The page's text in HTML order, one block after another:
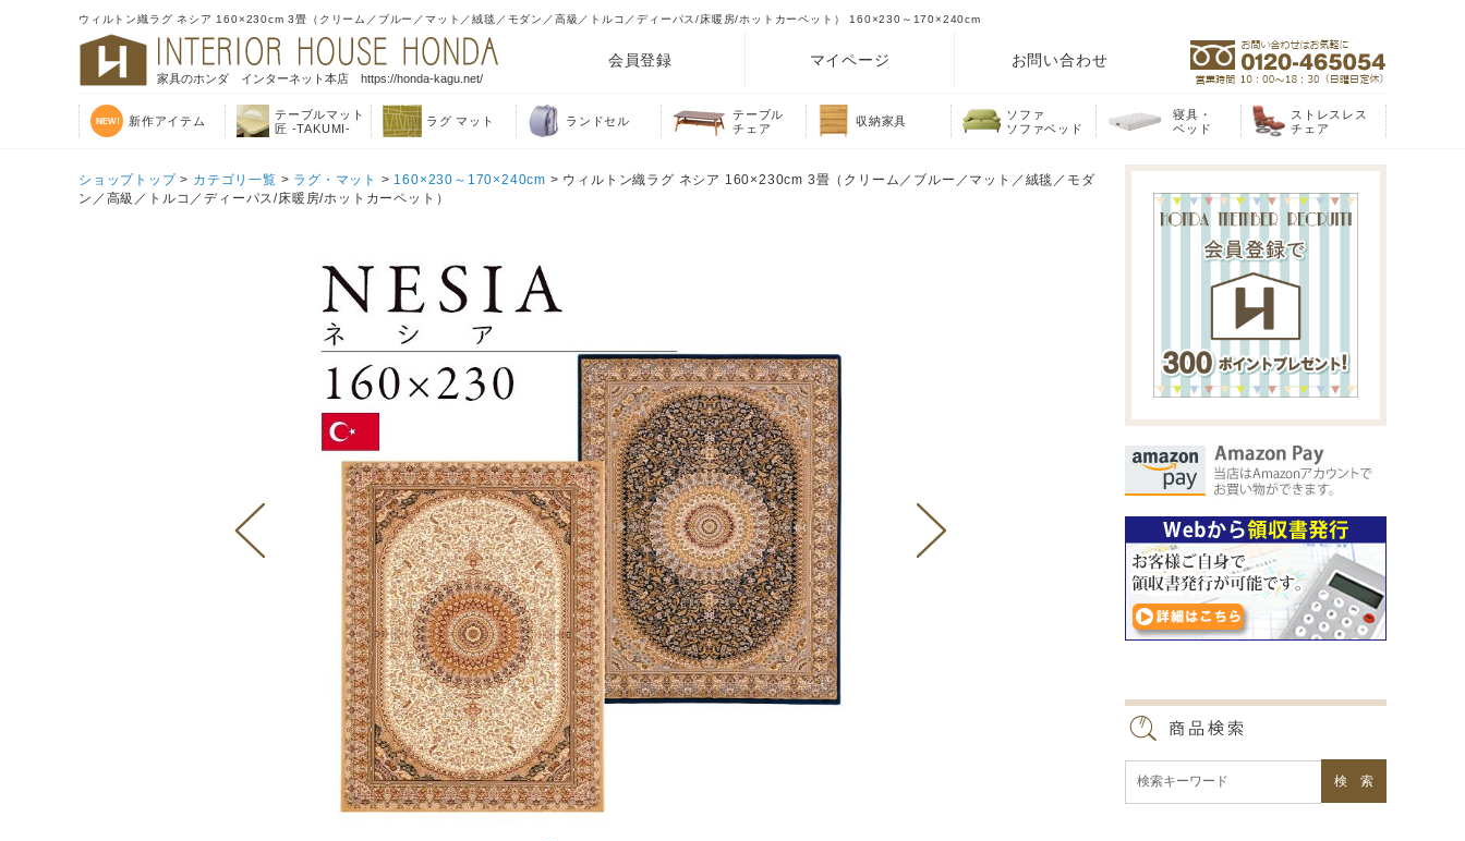
ウィルトン織ラグ ネシア 160×230cm 3畳（クリーム／ブルー／マット／絨毯／モダン／高級／トルコ／ディーパス/床暖房/ホットカーペット） 160×230～170×240cm
家具のホンダ インターネット本店 https://honda-kagu.net/
会員登録 マイページ お問い合わせ
新作アイテム
テーブルマット
匠 -TAKUMI-
ラグ マット ランドセル
テーブル
チェア
収納家具
ソファ
ソファベッド
寝具・
ベッド
ストレスレス
チェア
ショップトップ> カテゴリ一覧 > ラグ・マット > 160×230～170×240cm > ウィルトン織ラグ ネシア 160×230cm 3畳（クリーム／ブルー／マット／絨毯／モダ
ン／高級／トルコ／ディーパス/床暖房/ホットカーペット）